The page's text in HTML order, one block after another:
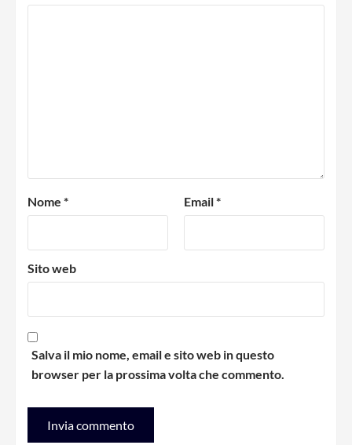
Nome * Email*
Sito web
Salva il mio nome, email e sito web in questo
browser per la prossima volta che commento.